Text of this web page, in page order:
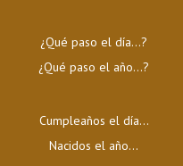
¿Qué paso el día…?
¿Qué paso el año…?
Cumpleaños el día…
Nacidos el año…